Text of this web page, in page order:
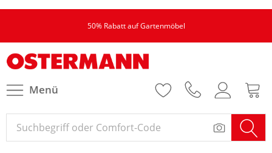
50% Rabatt auf Gartenmöbel
Menü